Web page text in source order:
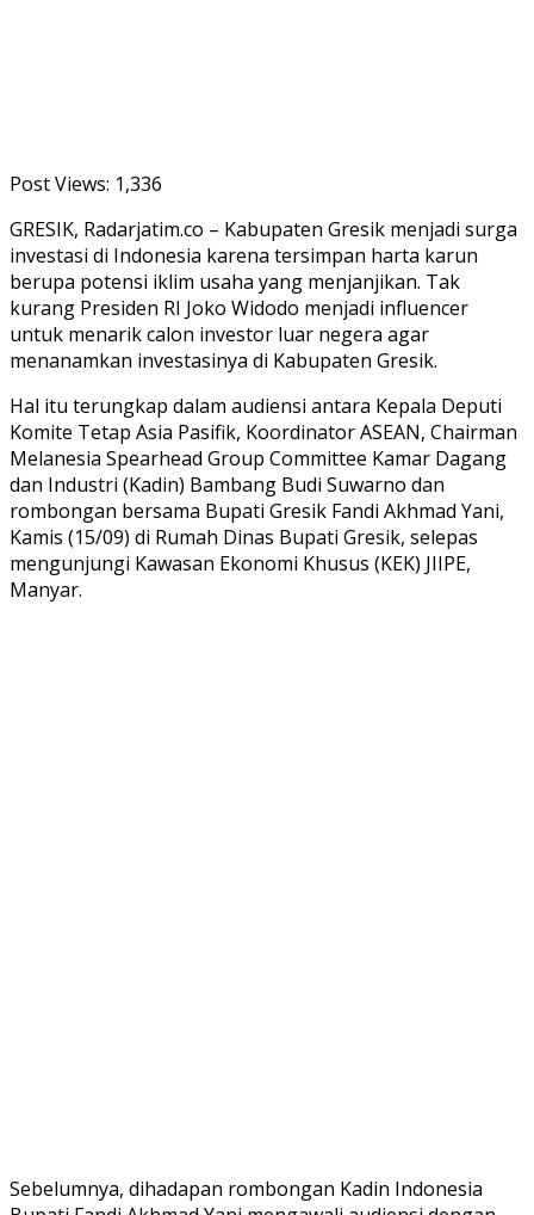
Post Views: 1,336
GRESIK, Radarjatim.co – Kabupaten Gresik menjadi surga
investasi di Indonesia karena tersimpan harta karun
berupa potensi iklim usaha yang menjanjikan. Tak
kurang Presiden RI Joko Widodo menjadi influencer
untuk menarik calon investor luar negera agar
menanamkan investasinya di Kabupaten Gresik.
Hal itu terungkap dalam audiensi antara Kepala Deputi
Komite Tetap Asia Pasifik, Koordinator ASEAN, Chairman
Melanesia Spearhead Group Committee Kamar Dagang
dan Industri (Kadin) Bambang Budi Suwarno dan
rombongan bersama Bupati Gresik Fandi Akhmad Yani,
Kamis (15/09) di Rumah Dinas Bupati Gresik, selepas
mengunjungi Kawasan Ekonomi Khusus (KEK) JIIPE,
Manyar.
Sebelumnya, dihadapan rombongan Kadin Indonesia